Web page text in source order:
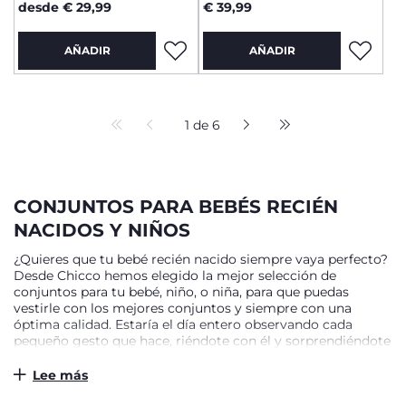
desde € 29,99
AÑADIR
€ 39,99
AÑADIR
1 de 6
CONJUNTOS PARA BEBÉS RECIÉN
NACIDOS Y NIÑOS
¿Quieres que tu bebé recién nacido siempre vaya perfecto?
Desde Chicco hemos elegido la mejor selección de
conjuntos para tu bebé, niño, o niña, para que puedas
vestirle con los mejores conjuntos y siempre con una
óptima calidad. Estaría el día entero observando cada
pequeño gesto que hace, riéndote con él y sorprendiéndote
quieres los mejores looks para tu bebé, sin tardar horas y
Lee más